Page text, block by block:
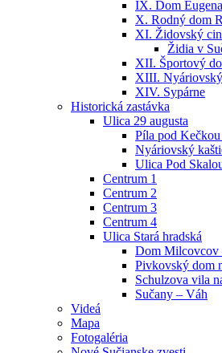
IX. Dom
X. Rodný dom
XI. Židovský
Židia v
XII. Športový
XIII.
XIV. Sypárne
Historická zastávka
Ulica 29 augusta
Píla pod
Nyáriovský
Ulica Pod
Centrum 1
Centrum 2
Centrum 3
Centrum 4
Ulica Stará hradská
Dom Milcovcov
Pivkovský dom
Schulzova vila
Sučany – Váh
Videá
Mapa
Fotogaléria